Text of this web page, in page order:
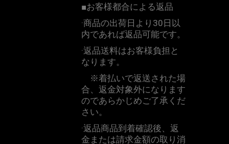
■お客様都合による返品
·商品の出荷日より 30 日以
内であれば返品可能です。
·返品送料はお客様負担と
なります。
※着払いで返送された場
合、返金対象外になります
のであらかじめご了承くだ
さい。
·返品商品到着確認後、返
金または請求金額の取り消